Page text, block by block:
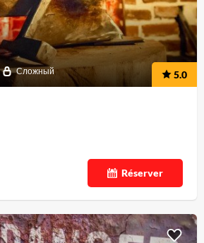
Сложный 5.0
Réserver